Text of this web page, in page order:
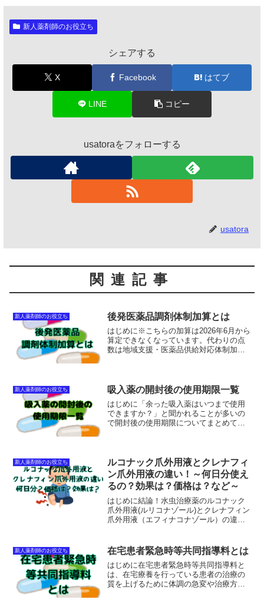
新人薬剤師のお役立ち
シェアする
X Facebook はてブ
LINE コピー
usatoraをフォローする
usatora
関連記事
新人薬剤師のお役立ち 後発医薬品調剤体制加算とは
はじめに※こちらの加算は2026年6月から
算定できなくなっています。代わりの点
数は地域支援・医薬品供給対応体制加算
る加算のことです。...
新人薬剤師のお役立ち 吸入薬の開封後の使用期限一覧
はじめに「余った吸入薬はいつまで使用
できますか？」と聞かれることが多いの
で開封後の使用期限についてまとめてみ
新人薬剤師のお役立ち
ルコナック爪外用液とクレナフィ
ン爪外用液の違い！～何日分使え
るの？効果は？価格は？など～
はじめに結論！水虫治療薬のルコナック
爪外用液(ルリコナゾール)とクレナフィン
爪外用液（エフィナコナゾール）の違い
格が違う先端の形状が違うです。それぞ
れのメーカーに202...
新人薬剤師のお役立ち 在宅患者緊急時等共同指導料とは
はじめに在宅患者緊急時等共同指導料と
は、在宅療養を行っている患者の治療の
質を上げるために体調の急変や治療方針